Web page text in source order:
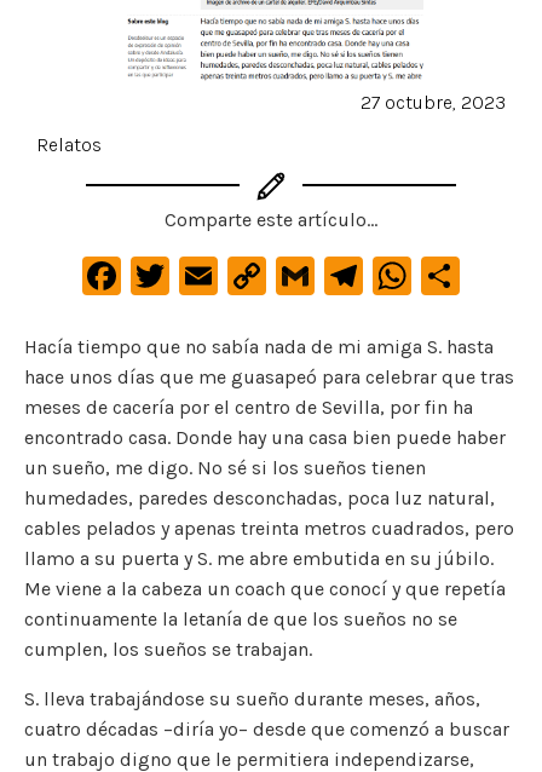
27 octubre, 2023
Relatos
Comparte este artículo...
F
c
e
b
o
o
k
T
it
te
r
E
ai
l
C
p
y
Li
n
k
G
ai
l
Te
gr
a
m
W
at
s
A
p
p
m
p
ar
r
Hacía tiempo que no sabía nada de mi amiga S. hasta
hace unos días que me guasapeó para celebrar que tras
meses de cacería por el centro de Sevilla, por fin ha
encontrado casa. Donde hay una casa bien puede haber
un sueño, me digo. No sé si los sueños tienen
humedades, paredes desconchadas, poca luz natural,
cables pelados y apenas treinta metros cuadrados, pero
llamo a su puerta y S. me abre embutida en su júbilo.
Me viene a la cabeza un coach que conocí y que repetía
continuamente la letanía de que los sueños no se
cumplen, los sueños se trabajan.
S. lleva trabajándose su sueño durante meses, años,
cuatro décadas –diría yo– desde que comenzó a buscar
un trabajo digno que le permitiera independizarse,